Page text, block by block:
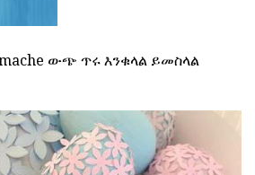
ውጭ ጥሩ እንቁላል ይመስላል